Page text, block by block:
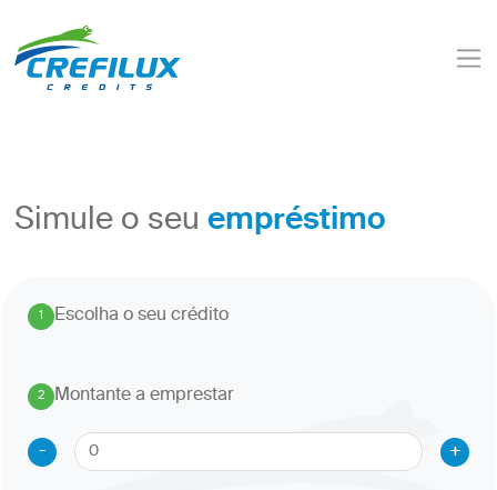
Simule o seuempréstimo
1. Escolha o seu crédito
2
.
Montante a emprestar
-
+